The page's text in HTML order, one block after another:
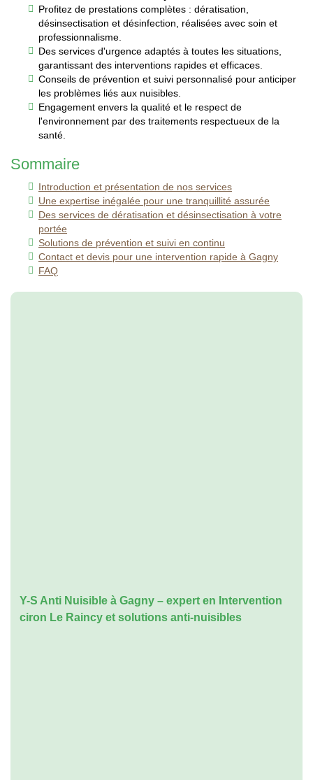
Profitez de prestations complètes : dératisation,
désinsectisation et désinfection, réalisées avec soin et
professionnalisme.
Des services d'urgence adaptés à toutes les situations,
garantissant des interventions rapides et efficaces.
Conseils de prévention et suivi personnalisé pour anticiper
les problèmes liés aux nuisibles.
Engagement envers la qualité et le respect de
l'environnement par des traitements respectueux de la
santé.
Sommaire
Introduction et présentation de nos services
Une expertise inégalée pour une tranquillité assurée
Des services de dératisation et désinsectisation à votre
portée
Solutions de prévention et suivi en continu
Contact et devis pour une intervention rapide à Gagny
FAQ
Y-S Anti Nuisible à Gagny – expert en Intervention
ciron Le Raincy et solutions anti-nuisibles